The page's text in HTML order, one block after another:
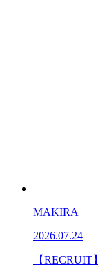
MAKIRA
2026.07.24
【